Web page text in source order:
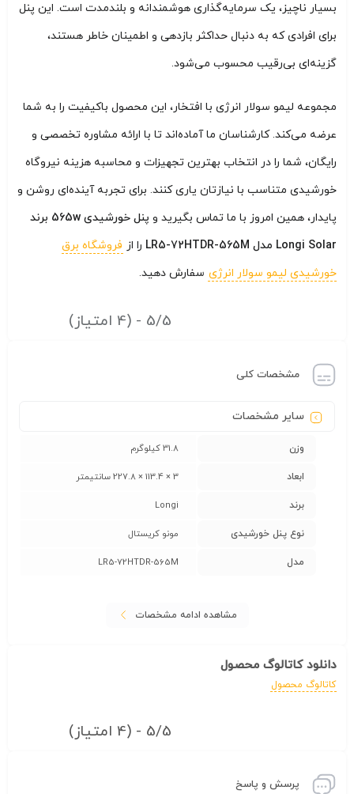
بسیار ناچیز، یک سرمایه‌گذاری هوشمندانه و بلندمدت است. این پنل
برای افرادی که به دنبال حداکثر بازدهی و اطمینان خاطر هستند،
گزینه‌ای بی‌رقیب محسوب می‌شود.
مجموعه لیمو سولار انرژی با افتخار، این محصول باکیفیت را به شما
عرضه می‌کند. کارشناسان ما آماده‌اند تا با ارائه مشاوره تخصصی و
رایگان، شما را در انتخاب بهترین تجهیزات و محاسبه هزینه نیروگاه
خورشیدی متناسب با نیازتان یاری کنند. برای تجربه آینده‌ای روشن و
پایدار، همین امروز با ما تماس بگیرید و
پنل خورشیدی 565w برند
Longi Solar مدل LR5-72HTDR-565M
را از فروشگاه برق
خورشیدی لیمو سولار انرژی سفارش دهید.
5/5 - (4 امتیاز)
مشخصات کلی
سایر مشخصات
وزن 31.8 کیلوگرم
ابعاد 3 × 113.4 × 227.8 سانتیمتر
برند Longi
نوع پنل خورشیدی مونو کریستال
مدل LR5-72HTDR-565M
مشاهده ادامه مشخصات
دانلود کاتالوگ محصول
کاتالوگ محصول
5/5 - (4 امتیاز)
پرسش و پاسخ